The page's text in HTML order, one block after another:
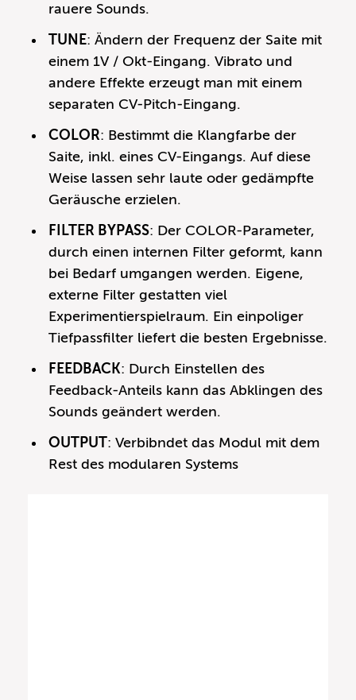
rauere Sounds.
TUNE: Ändern der Frequenz der Saite mit
einem 1V / Okt-Eingang. Vibrato und
andere Effekte erzeugt man mit einem
separaten CV-Pitch-Eingang.
COLOR: Bestimmt die Klangfarbe der
Saite, inkl. eines CV-Eingangs. Auf diese
Weise lassen sehr laute oder gedämpfte
Geräusche erzielen.
FILTER BYPASS: Der COLOR-Parameter,
durch einen internen Filter geformt, kann
bei Bedarf umgangen werden. Eigene,
externe Filter gestatten viel
Experimentierspielraum. Ein einpoliger
Tiefpassfilter liefert die besten Ergebnisse.
FEEDBACK: Durch Einstellen des
Feedback-Anteils kann das Abklingen des
Sounds geändert werden.
OUTPUT: Verbibndet das Modul mit dem
Rest des modularen Systems